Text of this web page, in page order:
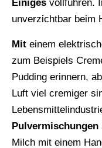
Einiges vollführen.
unverzichtbar beim
Mit einem
zum Beispiels
Pudding erinnern,
Luft viel cremiger
Pulvermischungen
Milch mit einem